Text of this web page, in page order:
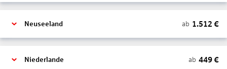
Neuseeland ab 1.512 €
Niederlande ab 449€